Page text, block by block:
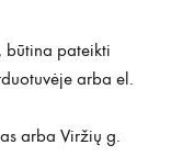
būtina pateikti
arba el.
arba Viržių g.